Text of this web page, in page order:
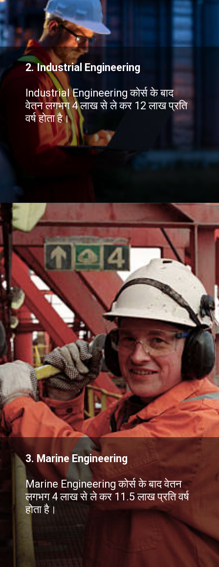
2.Industrial Engineering
Industrial Engineering कोर्स के बाद
वेतन लगभग 4 लाख से ले कर 12 लाख प्रति
वर्ष होता है।
3. Marine Engineering
Marine Engineering कोर्स के बाद वेतन
लगभग 4 लाख से ले कर 11.5 लाख प्रति वर्ष
होता है।